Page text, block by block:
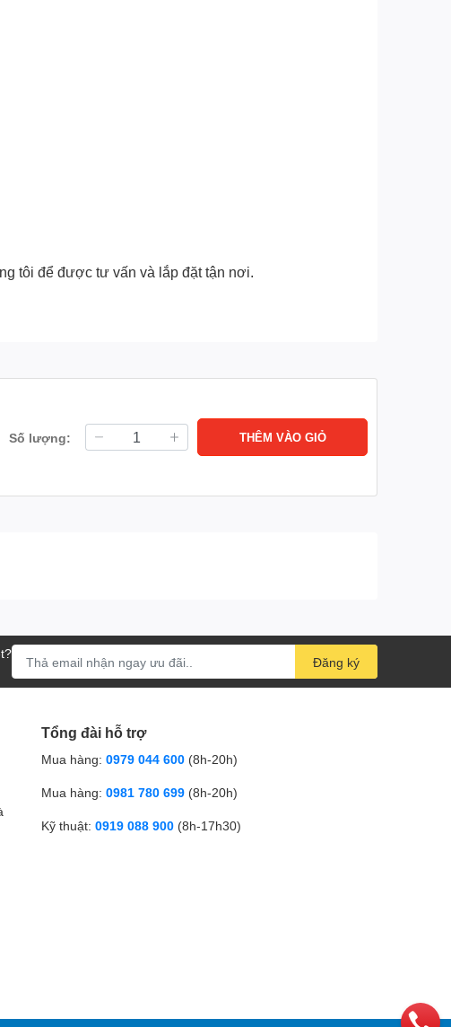
tôi để được tư vấn và lắp đặt tận nơi.
Số lượng: THÊM VÀO GIỎ
Đăng ký
Tổng đài hỗ trợ
Mua hàng: 0979 044 600 (8h-20h)
Mua hàng: 0981 780 699 (8h-20h)
Kỹ thuật: 0919 088 900 (8h-17h30)